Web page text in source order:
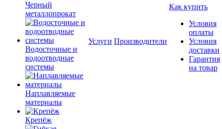
Черный
металлопрокат
Водосточные и
водоотводные
системы
Наплавляемые
материалы
Крепёж
Услуги Производители
Как купить
Условия
оплаты
Условия
доставки
Гарантия
на товар